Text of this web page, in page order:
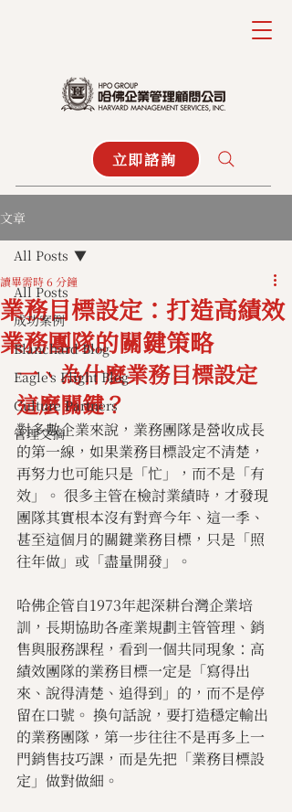
立即諮詢
文章
All Posts
成功案例
Blanchard Blog
Eagle's Flight Blog
Culture Partners
管理文摘
All Posts
業務目標設定：打造高績效
業務團隊的關鍵策略
讀畢需時 6 分鐘
一、為什麼業務目標設定
這麼關鍵？
對多數企業來說，業務團隊是營收成長
的第一線，如果業務目標設定不清楚，
再努力也可能只是「忙」，而不是「有
效」。 很多主管在檢討業績時，才發現
團隊其實根本沒有對齊今年、這一季、
甚至這個月的關鍵業務目標，只是「照
往年做」或「盡量開發」。
哈佛企管自1973年起深耕台灣企業培
訓，長期協助各產業規劃主管管理、銷
售與服務課程，看到一個共同現象：高
績效團隊的業務目標一定是「寫得出
來、說得清楚、追得到」的，而不是停
留在口號。 換句話說，要打造穩定輸出
的業務團隊，第一步往往不是再多上一
門銷售技巧課，而是先把「業務目標設
定」做對做細。